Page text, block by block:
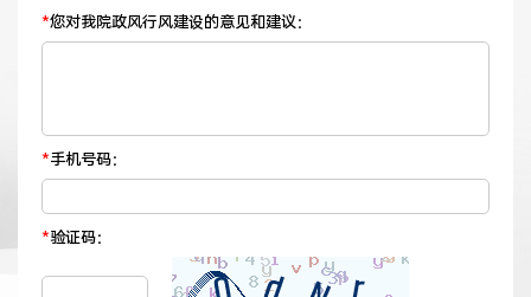
健康管理体检
医技科室
*您对我院政风行风建设的意见和建议：
*手机号码：
*验证码：